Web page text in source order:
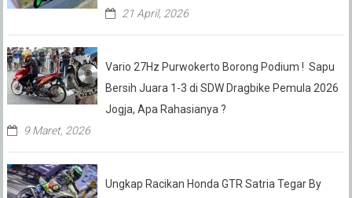
21 April, 2026
Vario 27Hz Purwokerto Borong Podium ! Sapu
Bersih Juara 1-3 di SDW Dragbike Pemula 2026
Jogja, Apa Rahasianya ?
9 Maret, 2026
Ungkap Racikan Honda GTR Satria Tegar By